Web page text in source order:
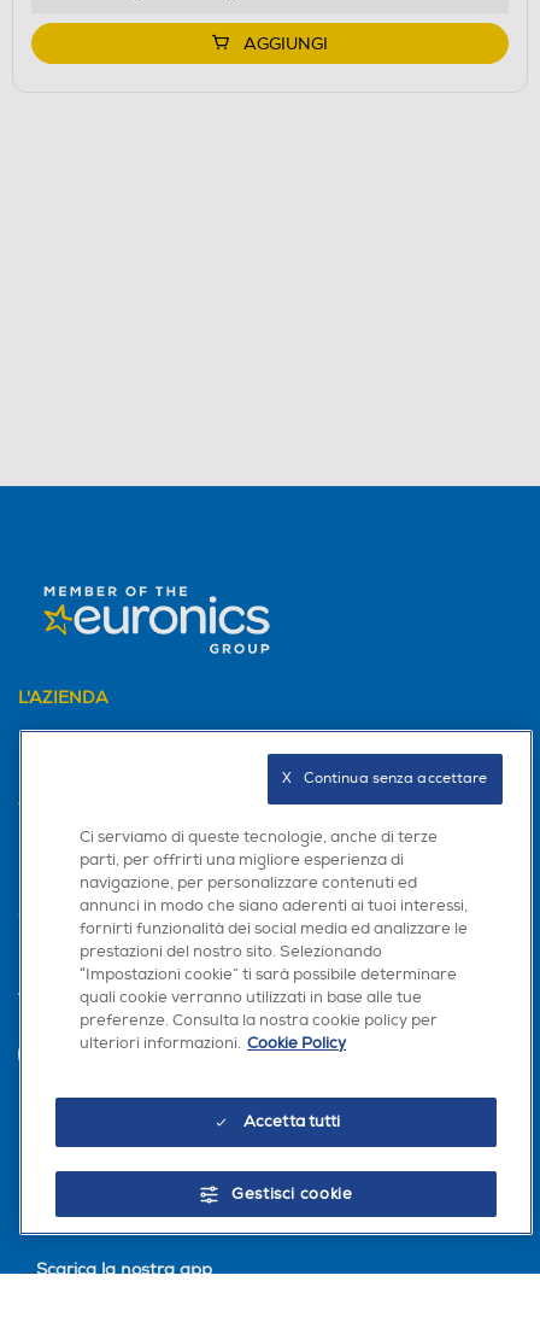
AGGIUNGI
L'AZIENDA
AREA CLIENTI
Trova negozio
Seguici sui social
Scarica la nostra app
Ci serviamo di queste tecnologie, anche di terze
parti, per offrirti una migliore esperienza di
navigazione, per personalizzare contenuti ed
annunci in modo che siano aderenti ai tuoi interessi,
fornirti funzionalità dei social media ed analizzare le
prestazioni del nostro sito. Selezionando
“Impostazioni cookie” ti sarà possibile determinare
quali cookie verranno utilizzati in base alle tue
preferenze. Consulta la nostra cookie policy per
ulteriori informazioni. Cookie Policy
Accetta tutti
Gestisci cookie
X   Continua senza accettare